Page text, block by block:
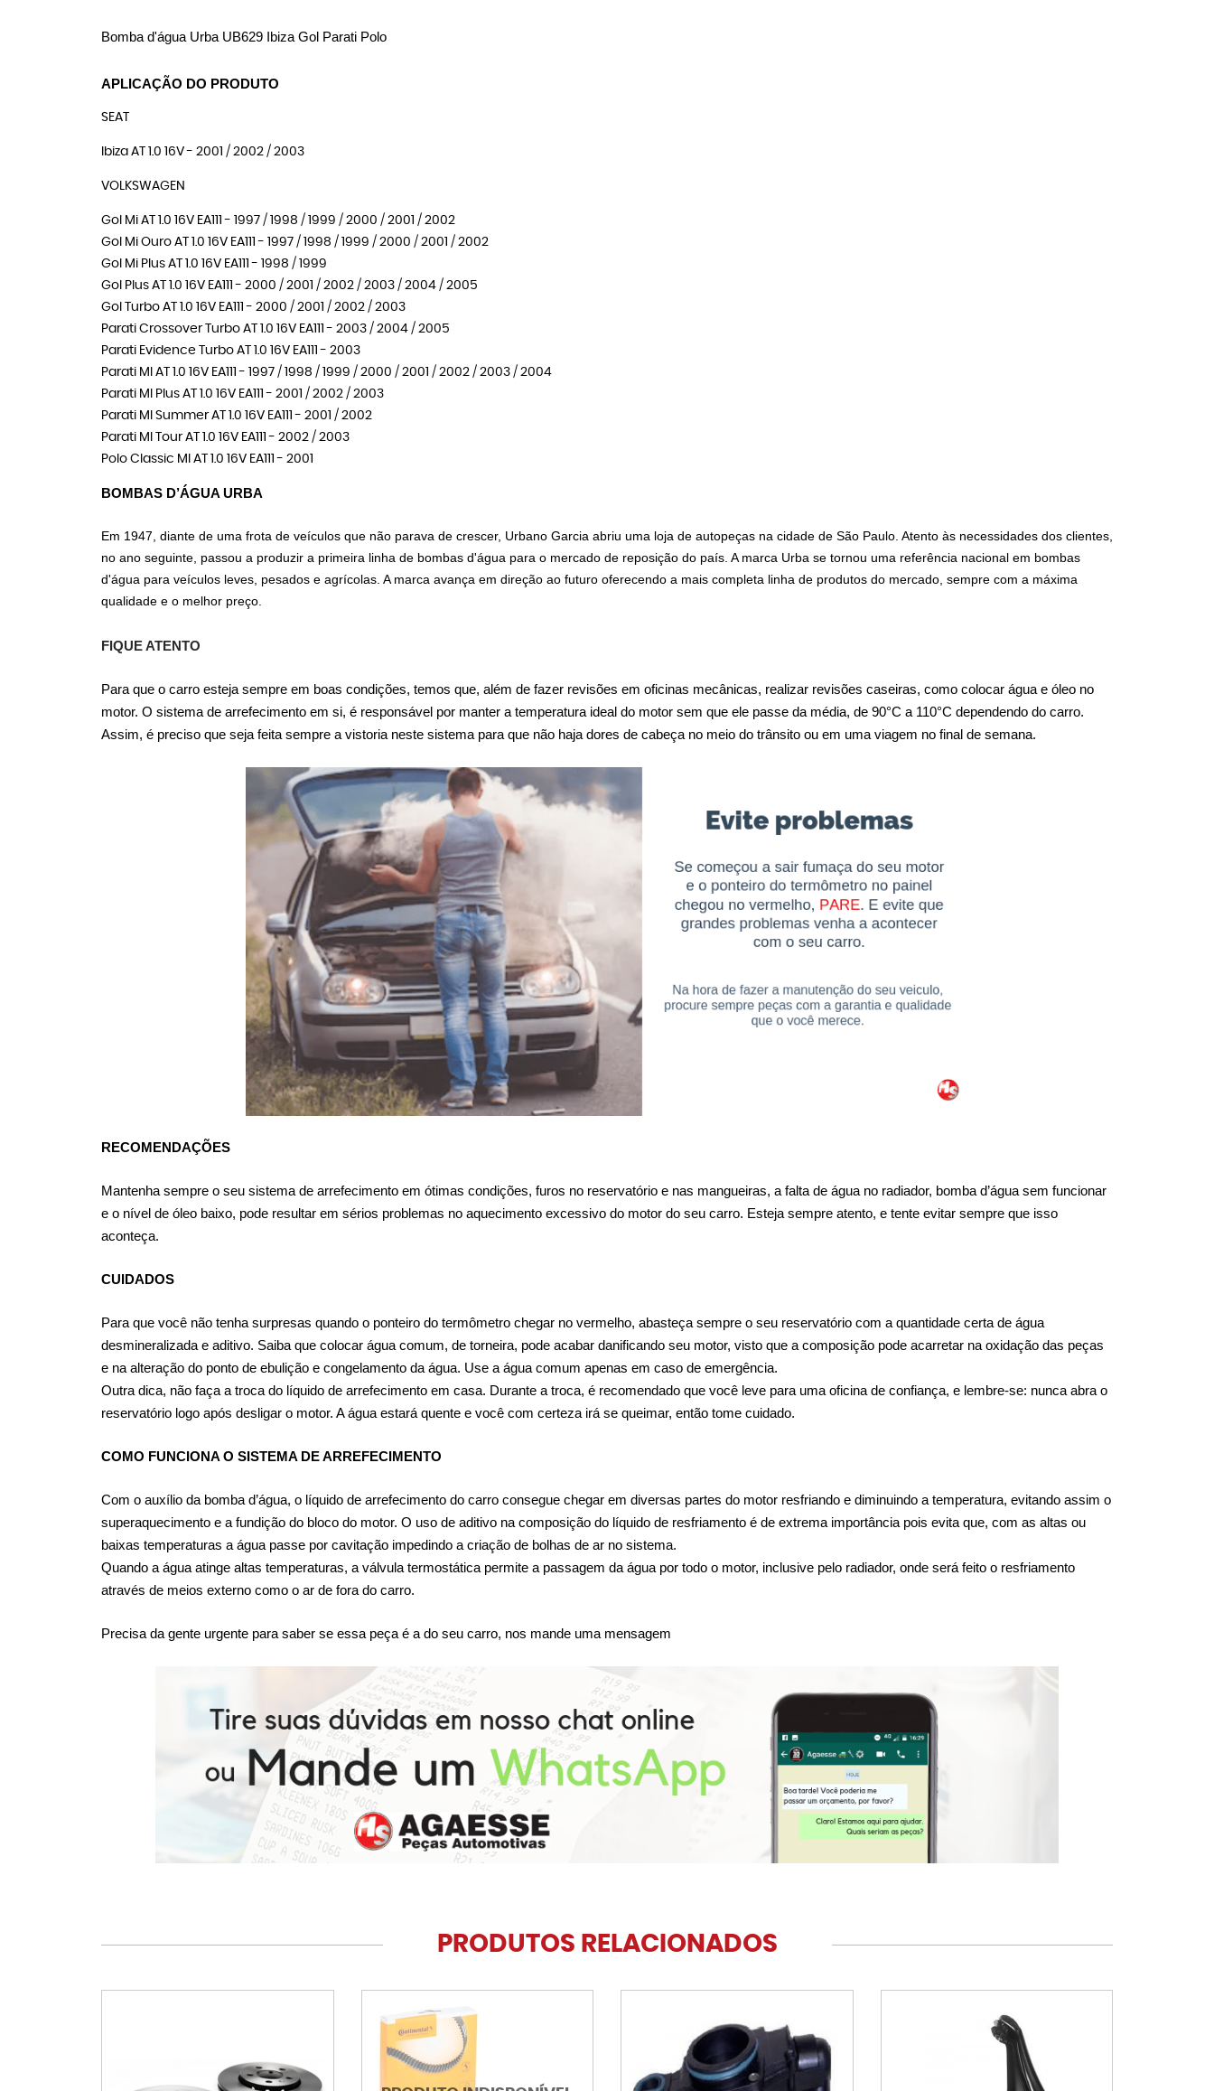
Bomba d'água Urba UB629 Ibiza Gol Parati Polo
APLICAÇÃO DO PRODUTO
SEAT
Ibiza AT 1.0 16V - 2001 / 2002 / 2003
VOLKSWAGEN
Gol Mi AT 1.0 16V EA111 - 1997 / 1998 / 1999 / 2000 / 2001 / 2002
Gol Mi Ouro AT 1.0 16V EA111 - 1997 / 1998 / 1999 / 2000 / 2001 / 2002
Gol Mi Plus AT 1.0 16V EA111 - 1998 / 1999
Gol Plus AT 1.0 16V EA111 - 2000 / 2001 / 2002 / 2003 / 2004 / 2005
Gol Turbo AT 1.0 16V EA111 - 2000 / 2001 / 2002 / 2003
Parati Crossover Turbo AT 1.0 16V EA111 - 2003 / 2004 / 2005
Parati Evidence Turbo AT 1.0 16V EA111 - 2003
Parati MI AT 1.0 16V EA111 - 1997 / 1998 / 1999 / 2000 / 2001 / 2002 / 2003 / 2004
Parati MI Plus AT 1.0 16V EA111 - 2001 / 2002 / 2003
Parati MI Summer AT 1.0 16V EA111 - 2001 / 2002
Parati MI Tour AT 1.0 16V EA111 - 2002 / 2003
Polo Classic MI AT 1.0 16V EA111 - 2001
BOMBAS D’ÁGUA URBA
Em 1947, diante de uma frota de veículos que não parava de crescer, Urbano Garcia abriu uma loja de autopeças na cidade de São Paulo. Atento às necessidades dos clientes,
no ano seguinte, passou a produzir a primeira linha de bombas d'água para o mercado de reposição do país. A marca Urba se tornou uma referência nacional em bombas
d'água para veículos leves, pesados e agrícolas. A marca avança em direção ao futuro oferecendo a mais completa linha de produtos do mercado, sempre com a máxima
qualidade e o melhor preço.
FIQUE ATENTO
Para que o carro esteja sempre em boas condições, temos que, além de fazer revisões em oficinas mecânicas, realizar revisões caseiras, como colocar água e óleo no
motor. O sistema de arrefecimento em si, é responsável por manter a temperatura ideal do motor sem que ele passe da média, de 90°C a 110°C dependendo do carro.
Assim, é preciso que seja feita sempre a vistoria neste sistema para que não haja dores de cabeça no meio do trânsito ou em uma viagem no final de semana.
RECOMENDAÇÕES
Mantenha sempre o seu sistema de arrefecimento em ótimas condições, furos no reservatório e nas mangueiras, a falta de água no radiador, bomba d’água sem funcionar
e o nível de óleo baixo, pode resultar em sérios problemas no aquecimento excessivo do motor do seu carro. Esteja sempre atento, e tente evitar sempre que isso
aconteça.
CUIDADOS
Para que você não tenha surpresas quando o ponteiro do termômetro chegar no vermelho, abasteça sempre o seu reservatório com a quantidade certa de água
desmineralizada e aditivo. Saiba que colocar água comum, de torneira, pode acabar danificando seu motor, visto que a composição pode acarretar na oxidação das peças
e na alteração do ponto de ebulição e congelamento da água. Use a água comum apenas em caso de emergência.
Outra dica, não faça a troca do líquido de arrefecimento em casa. Durante a troca, é recomendado que você leve para uma oficina de confiança, e lembre-se: nunca abra o
reservatório logo após desligar o motor. A água estará quente e você com certeza irá se queimar, então tome cuidado.
COMO FUNCIONA O SISTEMA DE ARREFECIMENTO
Com o auxílio da bomba d’água, o líquido de arrefecimento do carro consegue chegar em diversas partes do motor resfriando e diminuindo a temperatura, evitando assim o
superaquecimento e a fundição do bloco do motor. O uso de aditivo na composição do líquido de resfriamento é de extrema importância pois evita que, com as altas ou
baixas temperaturas a água passe por cavitação impedindo a criação de bolhas de ar no sistema.
Quando a água atinge altas temperaturas, a válvula termostática permite a passagem da água por todo o motor, inclusive pelo radiador, onde será feito o resfriamento
através de meios externo como o ar de fora do carro.
Precisa da gente urgente para saber se essa peça é a do seu carro, nos mande uma mensagem
PRODUTOS RELACIONADOS